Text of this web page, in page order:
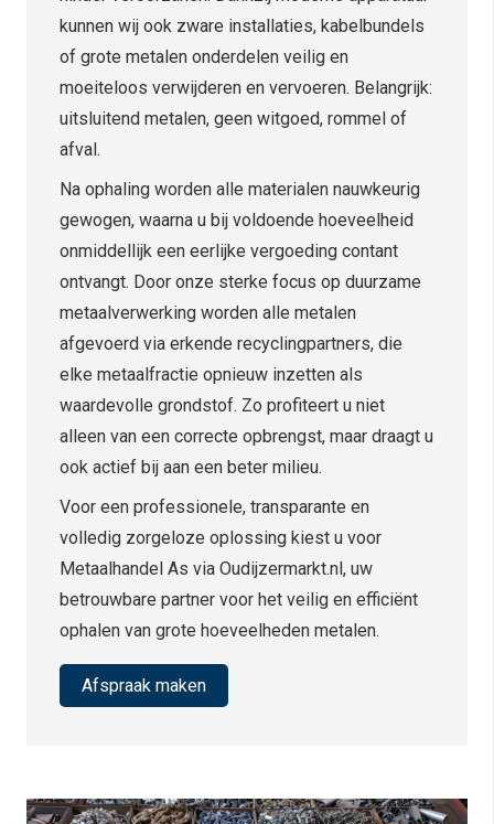
kunnen wij ook zware installaties, kabelbundels
of grote metalen onderdelen veilig en
moeiteloos verwijderen en vervoeren. Belangrijk:
uitsluitend metalen, geen witgoed, rommel of
afval.
Na ophaling worden alle materialen nauwkeurig
gewogen, waarna u bij voldoende hoeveelheid
onmiddellijk een eerlijke vergoeding contant
ontvangt. Door onze sterke focus op duurzame
metaalverwerking worden alle metalen
afgevoerd via erkende recyclingpartners, die
elke metaalfractie opnieuw inzetten als
waardevolle grondstof. Zo profiteert u niet
alleen van een correcte opbrengst, maar draagt u
ook actief bij aan een beter milieu.
Voor een professionele, transparante en
volledig zorgeloze oplossing kiest u voor
Metaalhandel As via Oudijzermarkt.nl, uw
betrouwbare partner voor het veilig en efficiënt
ophalen van grote hoeveelheden metalen.
Afspraak maken